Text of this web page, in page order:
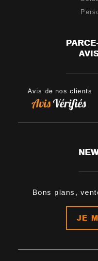
Avis de nos clients
Bons plans,
JE